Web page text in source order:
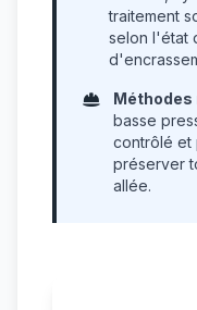
traitement
selon l'état
basse
contrôlé et
préserver
allée.